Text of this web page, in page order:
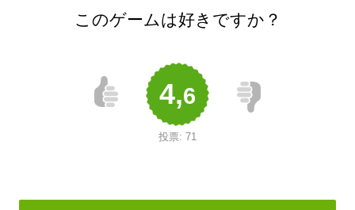
このゲームは好きですか？
4,6
投票: 71